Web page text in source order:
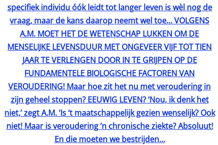
specifiek individu óók leidt tot langer leven is wèl nog de
vraag, maar de kans daarop neemt wel toe… VOLGENS
A.M. MOET HET DE WETENSCHAP LUKKEN OM DE
MENSELIJKE LEVENSDUUR MET ONGEVEER VIJF TOT TIEN
JAAR TE VERLENGEN DOOR IN TE GRIJPEN OP DE
FUNDAMENTELE BIOLOGISCHE FACTOREN VAN
VEROUDERING! Maar hoe zit het nu met veroudering in
zijn geheel stoppen? EEUWIG LEVEN? ‘Nou, ik denk het
niet,’ zegt A.M. ‘Is ‘t maatschappelijk gezien wenselijk? Ook
niet! Maar is veroudering ‘n chronische ziekte? Absoluut!
En die moeten we bestrijden…